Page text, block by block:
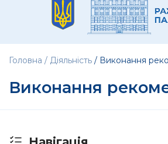
Головна Діяльність Виконання
Виконання